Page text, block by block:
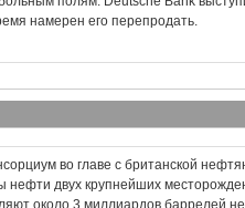
намерен его перепродать.
во главе с британской
нефти двух крупнейших
около 3 миллиардов баррелей